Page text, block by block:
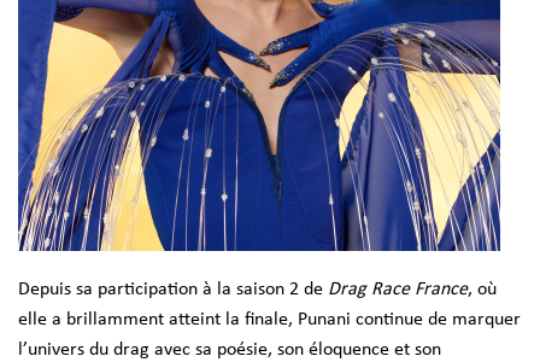
Depuis sa participation à la saison 2 de Drag Race France, où
elle a brillamment atteint la finale, Punani continue de marquer
l’univers du drag avec sa poésie, son éloquence et son